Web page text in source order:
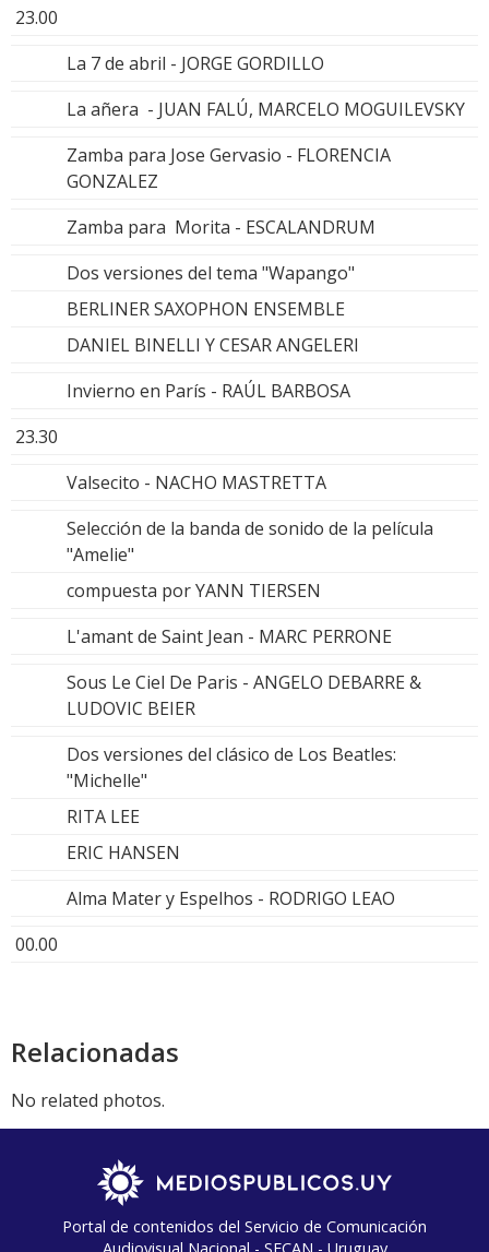
23.00
La 7 de abril - JORGE GORDILLO
La añera - JUAN FALÚ, MARCELO MOGUILEVSKY
Zamba para Jose Gervasio - FLORENCIA
GONZALEZ
Zamba para Morita - ESCALANDRUM
Dos versiones del tema "Wapango"
BERLINER SAXOPHON ENSEMBLE
DANIEL BINELLI Y CESAR ANGELERI
Invierno en París - RAÚL BARBOSA
23.30
Valsecito - NACHO MASTRETTA
Selección de la banda de sonido de la película
"Amelie"
compuesta por YANN TIERSEN
L'amant de Saint Jean - MARC PERRONE
Sous Le Ciel De Paris - ANGELO DEBARRE &
LUDOVIC BEIER
Dos versiones del clásico de Los Beatles:
"Michelle"
RITA LEE
ERIC HANSEN
Alma Mater y Espelhos - RODRIGO LEAO
00.00
Relacionadas
No related photos.
Portal de contenidos del Servicio de Comunicación